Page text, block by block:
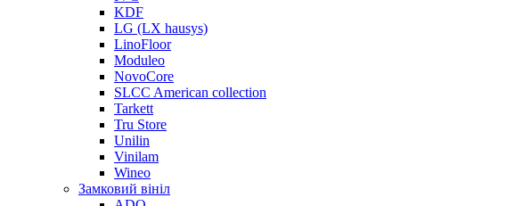
KDF
LG (LX hausys)
LinoFloor
Moduleo
NovoCore
SLCC American collection
Tarkett
Tru Store
Unilin
Vinilam
Wineo
Замковий вініл